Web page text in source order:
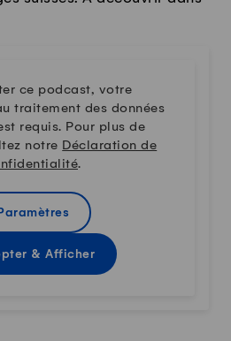
ce podcast, votre
traitement des données
requis. Pour plus de
notre Déclaration de
.
& Afficher